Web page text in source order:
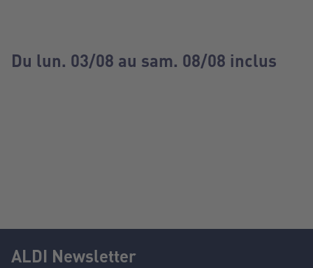
Du lun. 03/08 au sam. 08/08 inclus
ALDI Newsletter